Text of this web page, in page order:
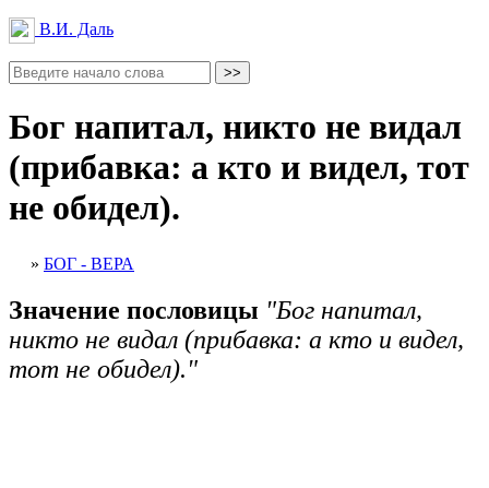
В.И. Даль
Бог напитал, никто не видал
(прибавка: а кто и видел, тот
не обидел).
» БОГ - ВЕРА
Значение пословицы "Бог напитал,
никто не видал (прибавка: а кто и видел,
тот не обидел)."